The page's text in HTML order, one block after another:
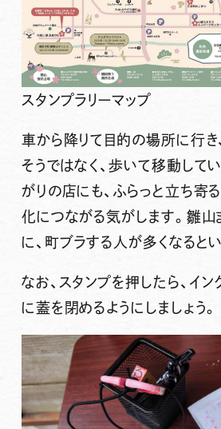
スタンプラリーマップ
車から降りて目的の場所に行き
そうではなく、歩いて移動して
がりの店にも、ふらっと立ち寄
化につながる気がします。雛山
に、町ブラする人が多くなると
なお、スタンプを押したら、イ
に蓋を閉めるようにしましょう。